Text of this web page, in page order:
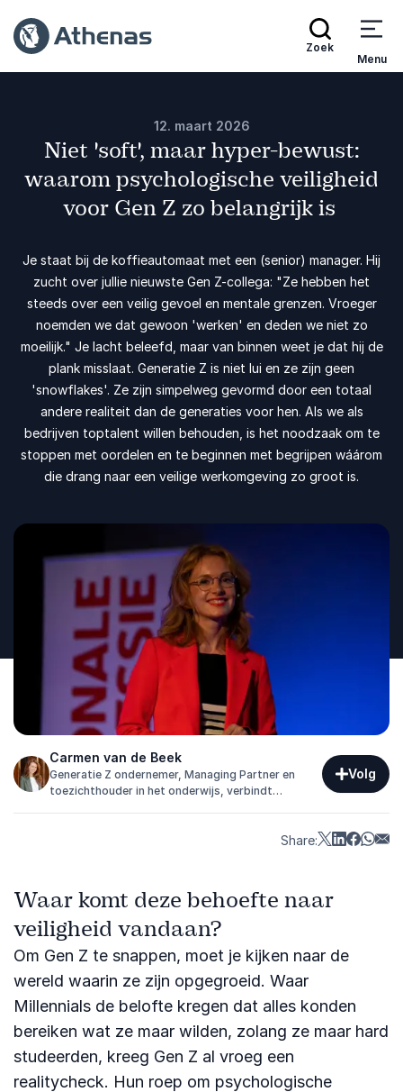
Zoek
Menu
12. maart 2026
Niet 'soft', maar hyper-bewust:
waarom psychologische veiligheid
voor Gen Z zo belangrijk is
Je staat bij de koffieautomaat met een (senior) manager. Hij
zucht over jullie nieuwste Gen Z-collega: "Ze hebben het
steeds over een veilig gevoel en mentale grenzen. Vroeger
noemden we dat gewoon 'werken' en deden we niet zo
moeilijk." Je lacht beleefd, maar van binnen weet je dat hij de
plank misslaat. Generatie Z is niet lui en ze zijn geen
'snowflakes'. Ze zijn simpelweg gevormd door een totaal
andere realiteit dan de generaties voor hen. Als we als
bedrijven toptalent willen behouden, is het noodzaak om te
stoppen met oordelen en te beginnen met begrijpen wáárom
die drang naar een veilige werkomgeving zo groot is.
Carmen van de Beek
Generatie Z ondernemer, Managing Partner en
toezichthouder in het onderwijs, verbindt
Volg
Share:
Waar komt deze behoefte naar
veiligheid vandaan?
Om Gen Z te snappen, moet je kijken naar de
wereld waarin ze zijn opgegroeid. Waar
Millennials de belofte kregen dat alles konden
bereiken wat ze maar wilden, zolang ze maar hard
studeerden, kreeg Gen Z al vroeg een
realitycheck. Hun roep om psychologische